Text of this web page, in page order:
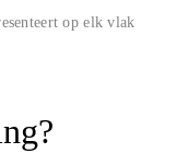
op elk vlak